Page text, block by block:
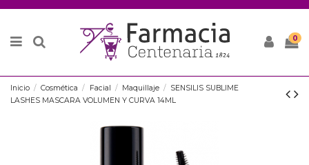
0
Inicio Cosmética Facial Maquillaje
SENSILIS SUBLIME
LASHES MASCARA VOLUMEN Y CURVA 14ML